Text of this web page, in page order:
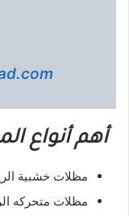
أهم أنواع
مظلات خشبية
مظلات متحركه